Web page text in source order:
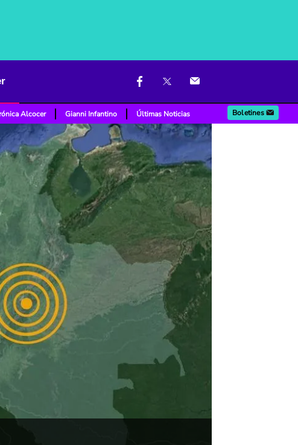
Alcocer Gianni Infantino Últimas Noticias Boletines